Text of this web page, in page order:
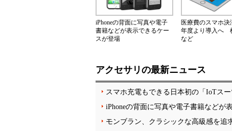
iPhoneの背面に写真や電子
書籍などが表示できるケー
スが登場
医療費のスマホ決
年度より導入へ
など
アクセサリの最新ニュース
スマホ充電もできる日本初の「IoTス
iPhoneの背面に写真や電子書籍などが
モンブラン、クラシックな高級感を追